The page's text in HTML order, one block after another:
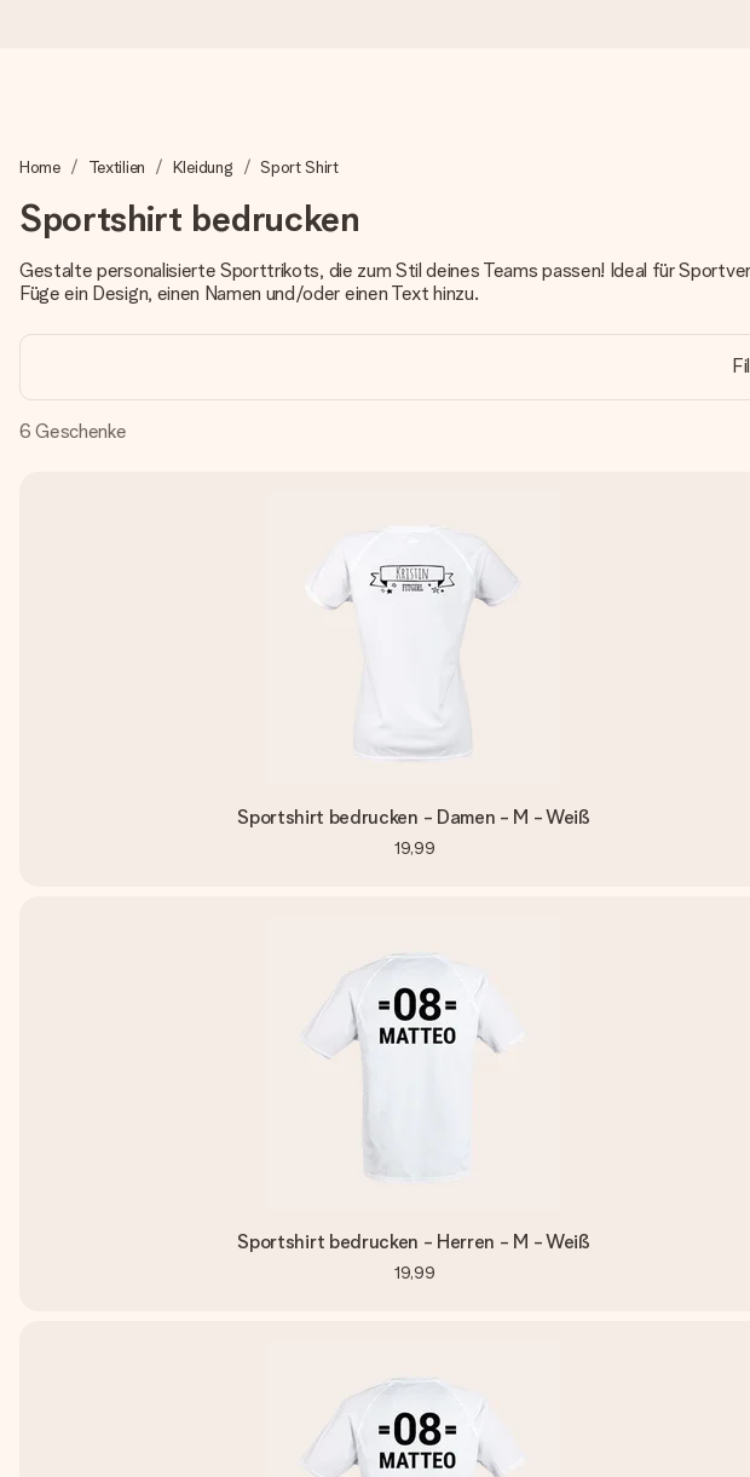
Wir bereiten dein Geschenk sorgfältig vor und schicken es blitzschnell – damit du es
4,8 (basierend auf +15.000 Bewertungen)
Unsere Geschenke begeistern. Kunden bewerten uns mit 4,8 bei Google Reviews
+49 39292 929695
Home Textilien Kleidung Sport Shirt
Sportshirt bedrucken
Gestalte personalisierte Sporttrikots, die zum Stil deines Teams passen! Ideal für
Füge ein Design, einen Namen und/oder einen Text hinzu.
6 Geschenke
Sportshirt bedrucken - Damen - M - Weiß
19,99
Sportshirt bedrucken - Herren - M - Weiß
19,99